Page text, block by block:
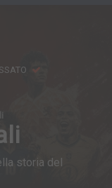
storia del